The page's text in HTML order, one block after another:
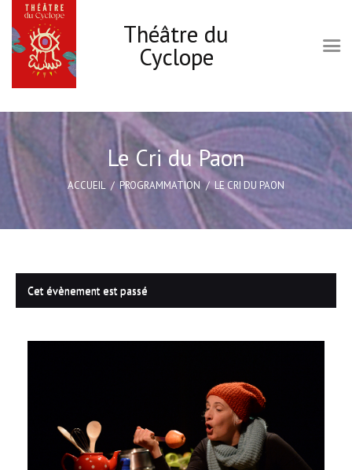
Théâtre du
Cyclope
Le Cri du Paon
ACCUEIL PROGRAMMATION LE CRI DU PAON
Accueil
Le Cyclope
Programmation
Infos pratiques
Les ateliers Théâtre
Cet évènement est passé